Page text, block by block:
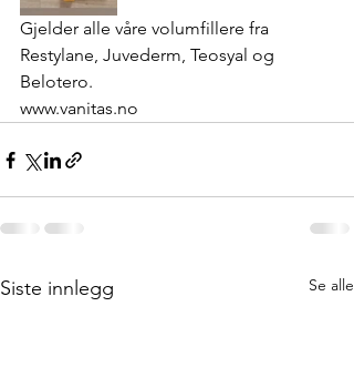
Gjelder alle våre volumfillere fra
Restylane, Juvederm, Teosyal og
Belotero.
www.vanitas.no
Siste innlegg Se alle